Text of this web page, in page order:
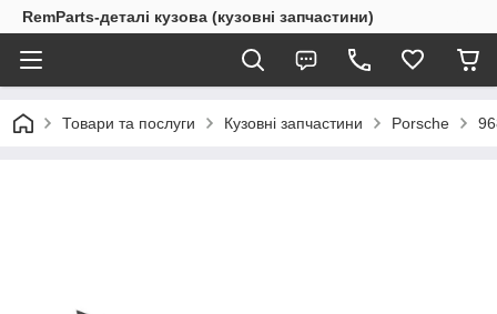
RemParts-деталі кузова (кузовні запчастини)
Товари та послуги Кузовні запчастини Porsche